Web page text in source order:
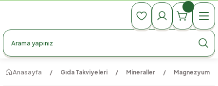
990 TL Üzeri Ücretsiz Kargo
990 TL Üzeri Ücretsiz Kargo
Anasayfa Gıda Takviyeleri Mineraller Magnezyum